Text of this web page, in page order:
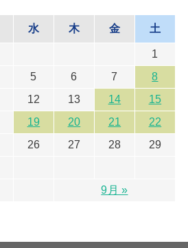
水 木 金 土
1
5 6 7
8
12 13 14
15
19 20 21
22
26 27 28
29
9月 »